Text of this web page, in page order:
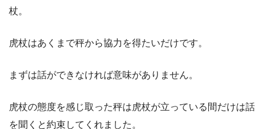
杖。
虎杖はあくまで秤から協力を得たいだけです。
まずは話ができなければ意味がありません。
虎杖の態度を感じ取った秤は虎杖が立っている間だけは話
を聞くと約束してくれました。